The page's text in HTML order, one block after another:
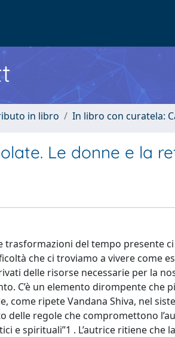
in libro In libro con curatela:
Le donne e la
trasformazioni del tempo presente
che ci troviamo a vivere come
delle risorse necessarie per la
C’è un elemento dirompente che
come ripete Vandana Shiva, nel
delle regole che compromettono
e spirituali”1 . L’autrice ritiene